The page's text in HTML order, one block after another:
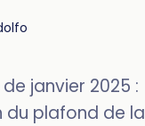
janvier 2025 :
plafond de